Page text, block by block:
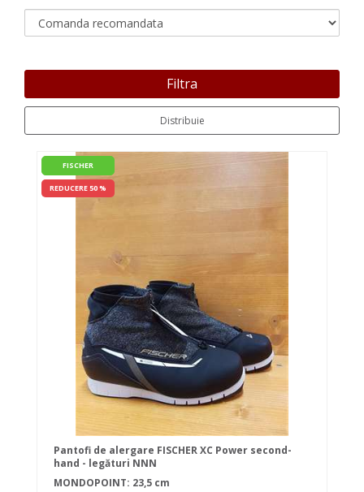
Filtra
Distribuie
FISCHER
REDUCERE 50 %
Pantofi de alergare FISCHER XC Power second-
hand - legături NNN
MONDOPOINT: 23,5 cm